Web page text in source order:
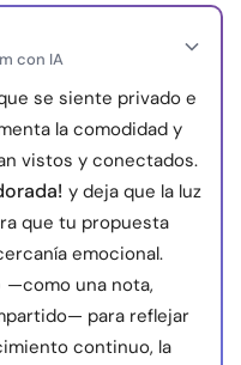
reservados.
con IA
se siente privado e
la comodidad y
vistos y conectados.
y deja que la luz
que tu propuesta
emocional.
—como una nota,
para reflejar
continuo, la